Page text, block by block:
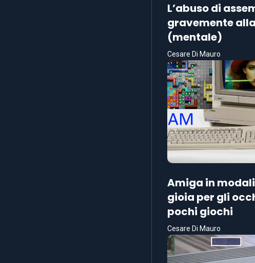
L’abuso di
gravemente
(mentale)
Cesare Di Mauro
Amiga in
gioia per gli
pochi giochi
Cesare Di Mauro